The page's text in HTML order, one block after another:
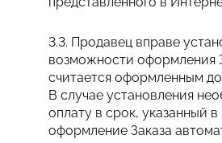
3.3. Продавец вправе
возможности оформления
считается оформленным
В случае установления
оплату в срок, указанный
оформление Заказа